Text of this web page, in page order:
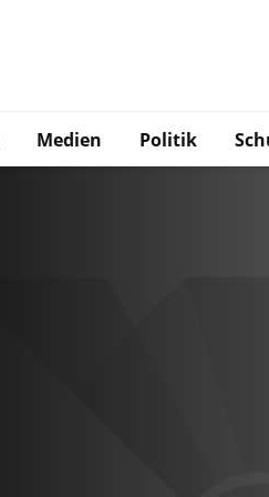
Medien Politik